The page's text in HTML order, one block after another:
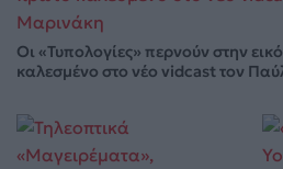
Οι «Τυπολογίες» περνούν στην
καλεσμένο στο νέο vidcast τον